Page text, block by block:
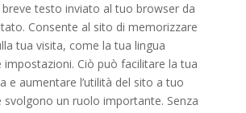
testo inviato al tuo browser da
Consente al sito di memorizzare
tua visita, come la tua lingua
Ciò può facilitare la tua
e aumentare l’utilità del sito a tuo
svolgono un ruolo importante. Senza